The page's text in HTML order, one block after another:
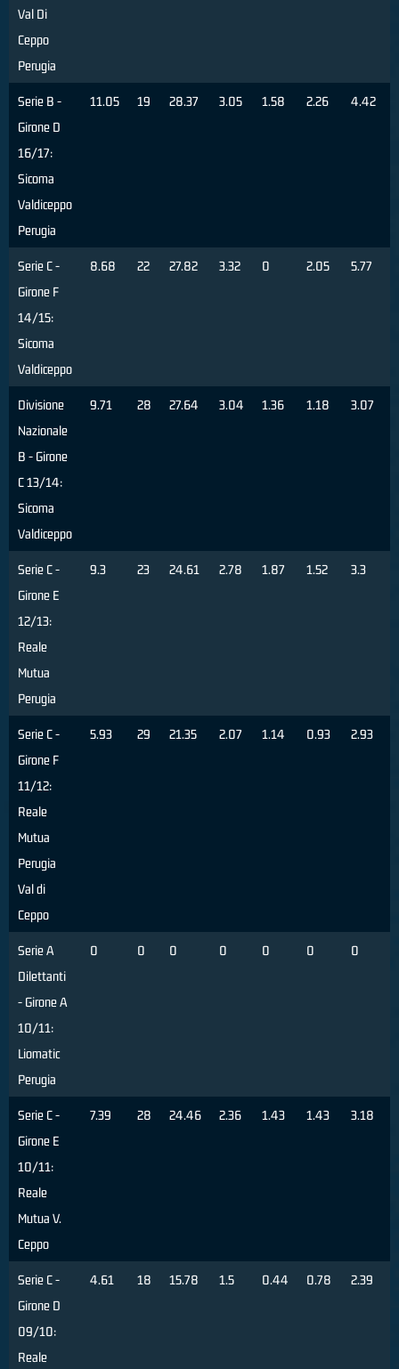
Val Di
Ceppo
Perugia
Serie B -
Girone D
16/17:
Sicoma
Valdiceppo
Perugia
11.05 19 28.37 3.05 1.58 2.26 4.42
Serie C -
Girone F
14/15:
Sicoma
Valdiceppo
8.68 22 27.82 3.32 0 2.05 5.77
Divisione
Nazionale
B - Girone
C 13/14:
Sicoma
Valdiceppo
9.71 28 27.64 3.04 1.36 1.18 3.07
Serie C -
Girone E
12/13:
Reale
Mutua
Perugia
9.3 23 24.61 2.78 1.87 1.52 3.3
Serie C -
Girone F
11/12:
Reale
Mutua
Perugia
Val di
Ceppo
5.93 29 21.35 2.07 1.14 0.93 2.93
Serie A
Dilettanti
- Girone A
10/11:
Liomatic
Perugia
0 0 0 0 0 0 0
Serie C -
Girone E
10/11:
Reale
Mutua V.
Ceppo
7.39 28 24.46 2.36 1.43 1.43 3.18
Serie C -
Girone D
09/10:
Reale
4.61 18 15.78 1.5 0.44 0.78 2.39